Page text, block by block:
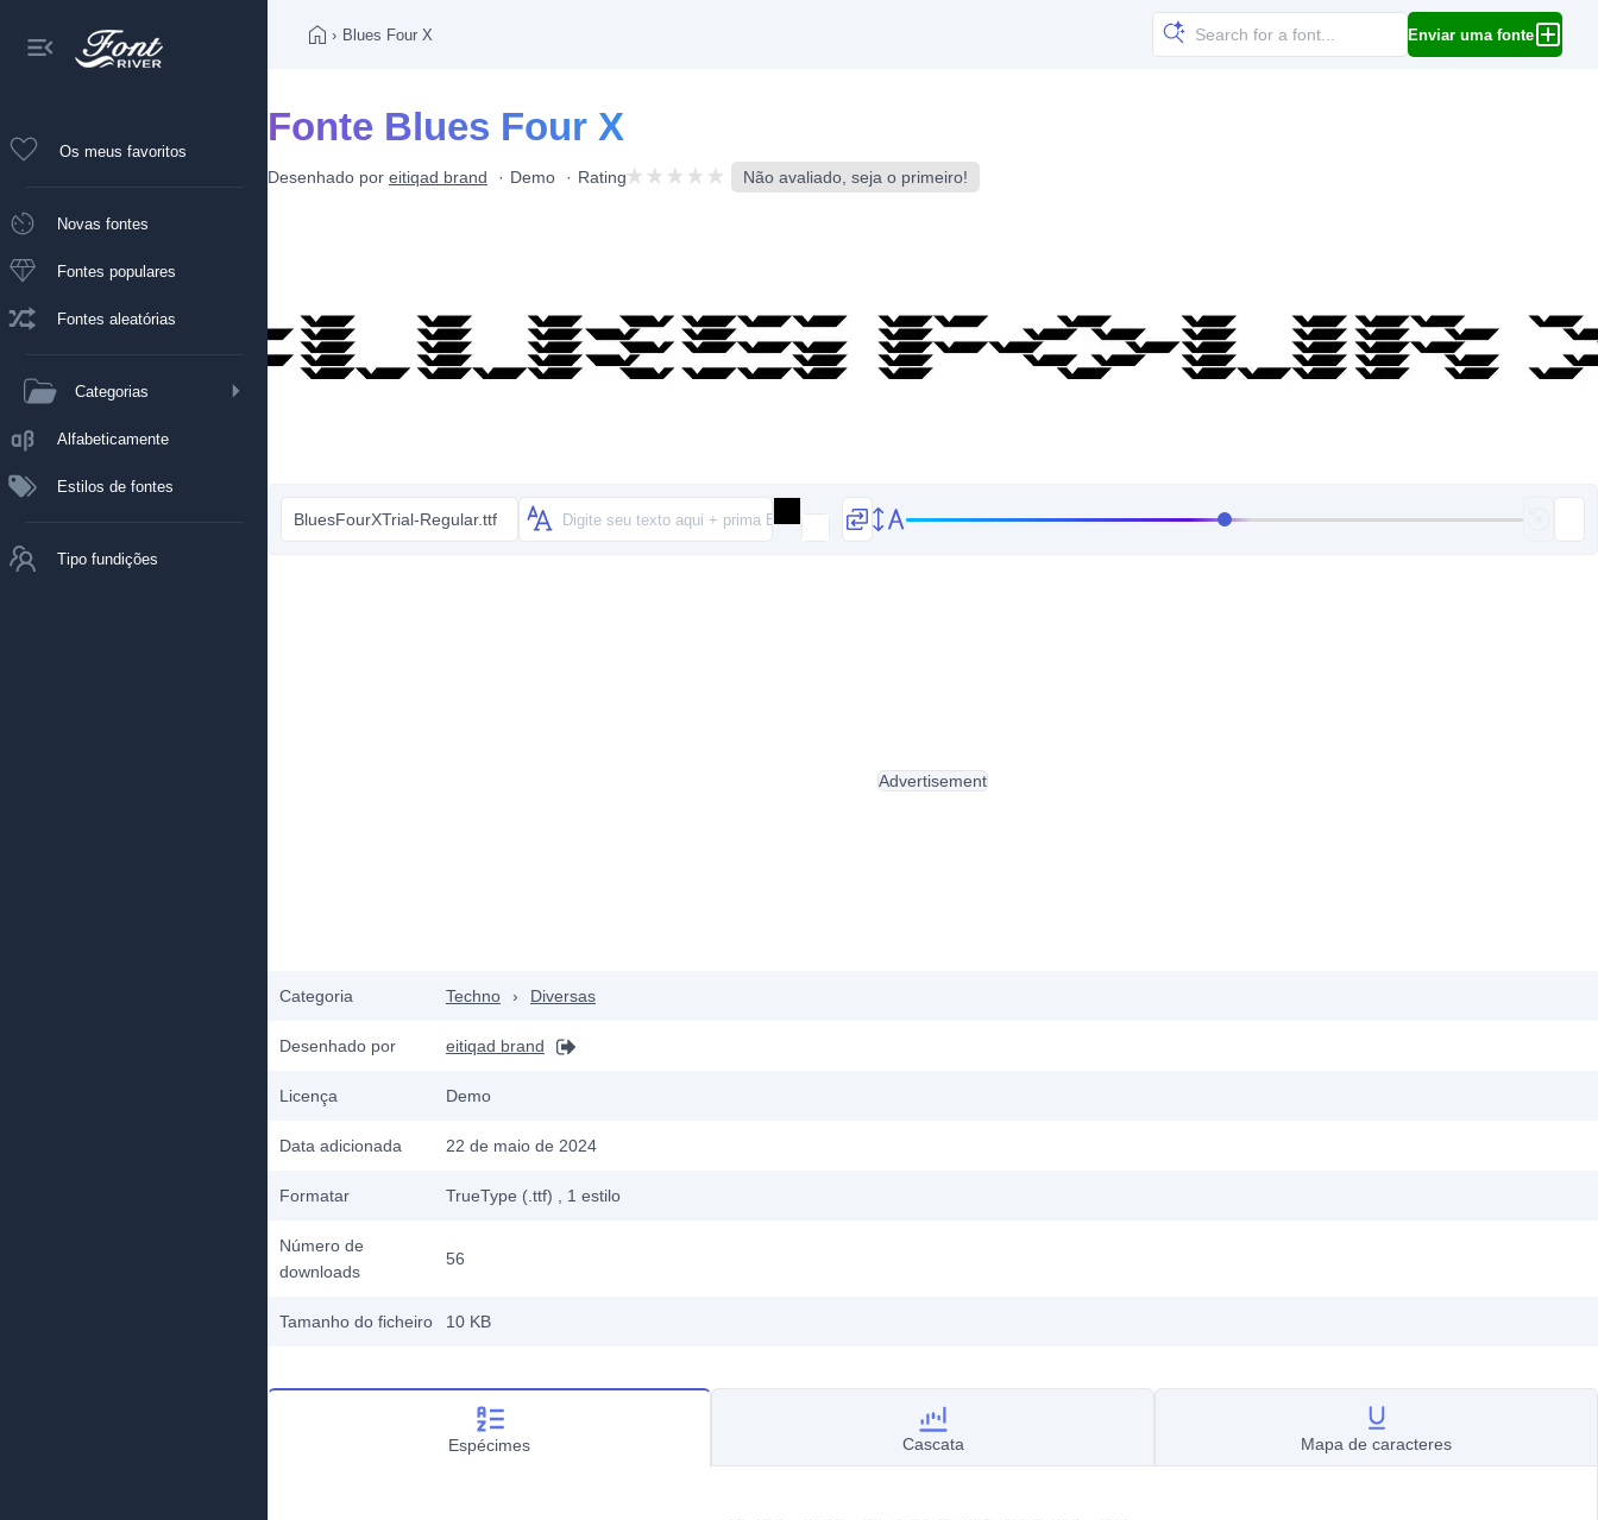
Os meus favoritos
Novas fontes
Fontes populares
Fontes aleatórias
Categorias
Alfabeticamente
Estilos de fontes
Tipo fundições
› Blues Four X Enviar uma fonte
Fonte Blues Four X
Desenhado por eitiqad brand Demo Rating Não avaliado, seja o primeiro!
BluesFourXTrial-Regular.ttf
Categoria Techno › Diversas
Desenhado por eitiqad brand
Licença Demo
Data adicionada 22 de maio de 2024
Formatar TrueType (.ttf) , 1 estilo
Número de
downloads
56
Tamanho do ficheiro 10 KB
Advertisement
Espécimes Cascata Mapa de caracteres